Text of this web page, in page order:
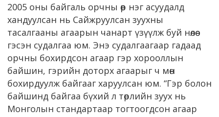
2005 оны байгаль орчны өөр нэг асуудалд
хандуулсан нь Сайжруулсан зуухны
тасалгааны агаарын чанарт үзүүлж буй нөлөө
гэсэн судалгаа юм. Энэ судалгаагаар гадаад
орчны бохирдсон агаар гэр хорооллын
байшин, гэрийн доторх агаарыг ч мөн
бохирдуулж байгааг харуулсан юм. “Гэр болон
байшинд байгаа бүхий л төрлийн зуух нь
Монголын стандартаар тогтоогдсон агаар